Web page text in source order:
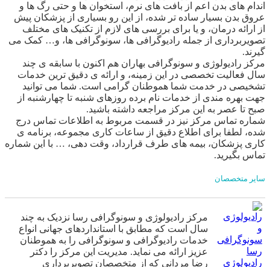
اندام های بدن اعم از بافت های نرم، استخوان ها و حتی رگ ها و
عروق بدن بسیار ساده تر شده، از این رو بسیاری از پزشکان پیش
از ارائه درمان، و یا برای بررسی های لازم از تکنیک های مختلف
تصویربرداری از جمله رادیوگرافی ها، سونوگرافی ها، و… کمک می
گیرند.
مرکز رادیولوژی و سونوگرافی بهاران هم اکنون با سابقه ی چند
سال فعالیت تخصصی در این زمینه، و ارائه ی دقیق ترین خدمات
تشخیصی در خدمت شما هموطنان گرامی است. شما می توانید
جهت بهره مندی از خدمات نام برده روزهای شنبه تا چهارشنبه از
صبح تا عصر به این مرکز مراجعه داشته باشید.
شماره تماس مرکز نیز در قسمت مربوط به اطلاعات تماس درج
شده، لطفا برای اطلاع دقیق از ساعات کاری مجموعه، برنامه ی
کاری پزشکان، بیمه های طرف قرارداد، وقت دهی، … با این شماره
تماس بگیرید.
سایر متخصصان
رادیولوژی
مرکز رادیولوژی و سونوگرافی رسا نزدیک به چند
سال است که مطابق با استانداردهای جهانی انواع
خدمات رادیوگرافی و سونوگرافی را به هموطنان
عزیز ارائه می نماید. مدیریت این مرکز را دکتر
رضا مردانی که از متخصصان تصویربرداری